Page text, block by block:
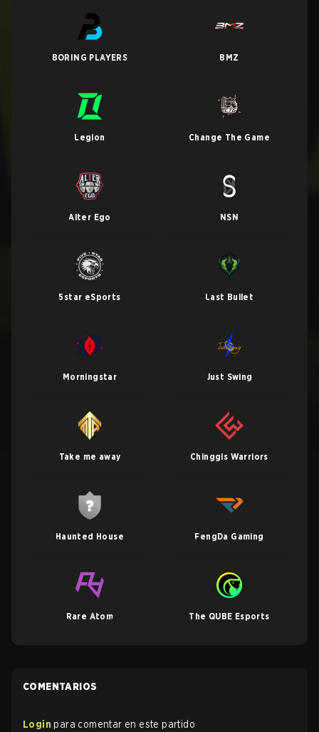
BORING PLAYERS BMZ
Legion Change The Game
Alter Ego NSN
5star eSports Last Bullet
Morningstar Just Swing
Take me away Chinggis Warriors
Haunted House FengDa Gaming
Rare Atom The QUBE Esports
COMENTARIOS
Login para comentar en este partido